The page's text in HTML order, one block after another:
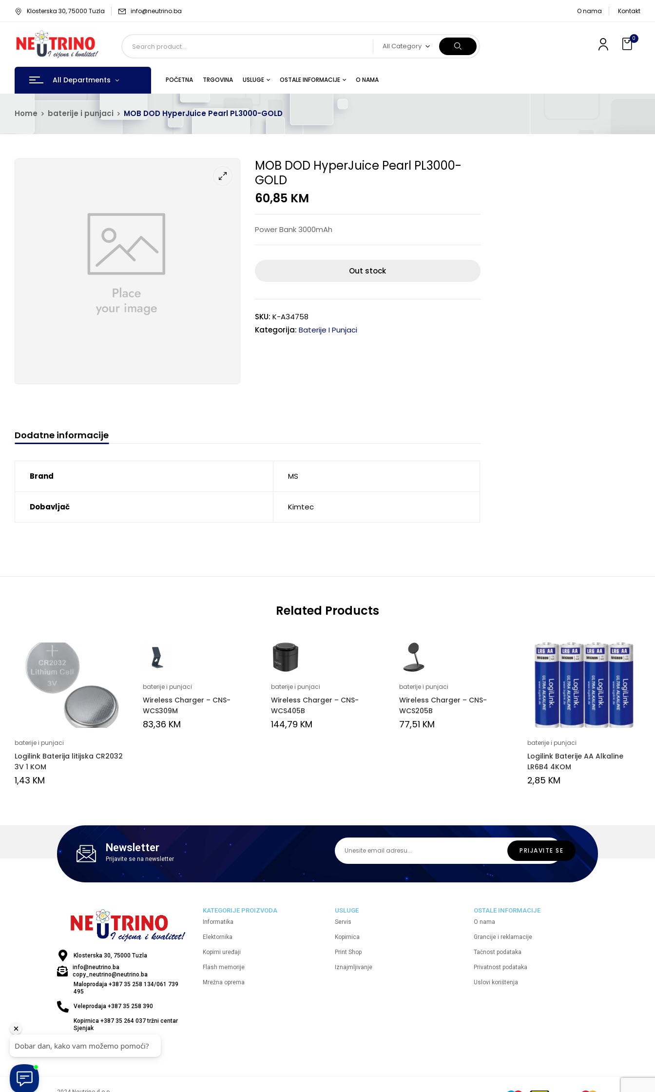
Klosterska 30, 75000 Tuzla info@neutrino.ba O nama Kontakt
All Category
0
All Departments POČETNA TRGOVINA USLUGE OSTALE INFORMACIJE O NAMA
Home baterije i punjaci MOB DOD HyperJuice Pearl PL3000-GOLD
MOB DOD HyperJuice Pearl PL3000-
GOLD
60,85 KM
Power Bank 3000mAh
Out stock
SKU: K-A34758
Kategorija: Baterije I Punjaci
Dodatne informacije
Brand MS
Dobavljač Kimtec
Related Products
baterije i punjaci
Logilink Baterija litijska CR2032
3V 1 KOM
1,43 KM
baterije i punjaci
Wireless Charger – CNS-
WCS309M
83,36 KM
baterije i punjaci
Wireless Charger – CNS-
WCS405B
144,79 KM
baterije i punjaci
Wireless Charger – CNS-
WCS205B
77,51 KM
baterije i punjaci
Logilink Baterije AA Alkaline
LR6B4 4KOM
2,85 KM
Newsletter
Prijavite se na newsletter
Klosterska 30, 75000 Tuzla
info@neutrino.ba
copy_neutrino@neutrino.ba
Maloprodaja +387 35 258 134/061 739
495
Veleprodaja +387 35 258 390
Kopirnica +387 35 264 037 tržni centar
Sjenjak
KATEGORIJE PROIZVODA
Informatika
Elektornika
Kopirni uređaji
Flash memorije
Mrežna oprema
USLUGE
Servis
Kopirnica
Print Shop
Iznajmljivanje
OSTALE INFORMACIJE
O nama
Grancije i reklamacije
Tačnost podataka
Privatnost podataka
Uslovi korištenja